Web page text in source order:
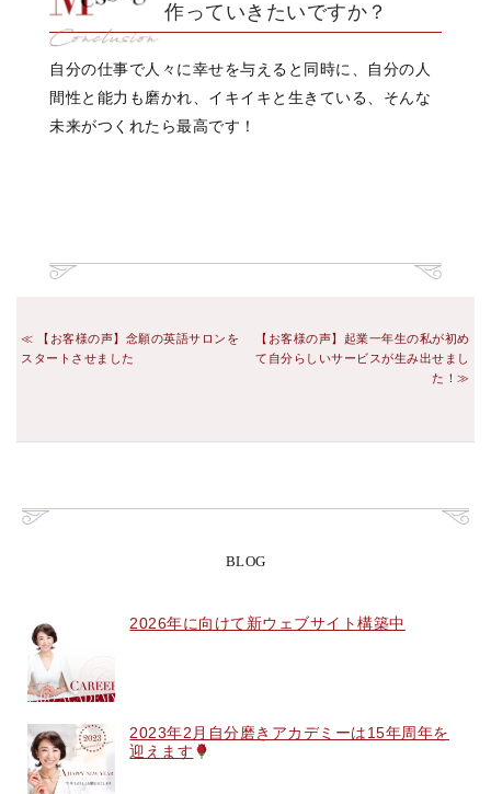
作っていきたいですか？
自分の仕事で人々に幸せを与えると同時に、自分の人
間性と能力も磨かれ、イキイキと生きている、そんな
未来がつくれたら最高です！
【お客様の声】念願の英語サロンを
スタートさせました
【お客様の声】起業一年生の私が初め
て自分らしいサービスが生み出せまし
た！
BLOG
2026年に向けて新ウェブサイト構築中
2023年2月自分磨きアカデミーは15年周年を
迎えます